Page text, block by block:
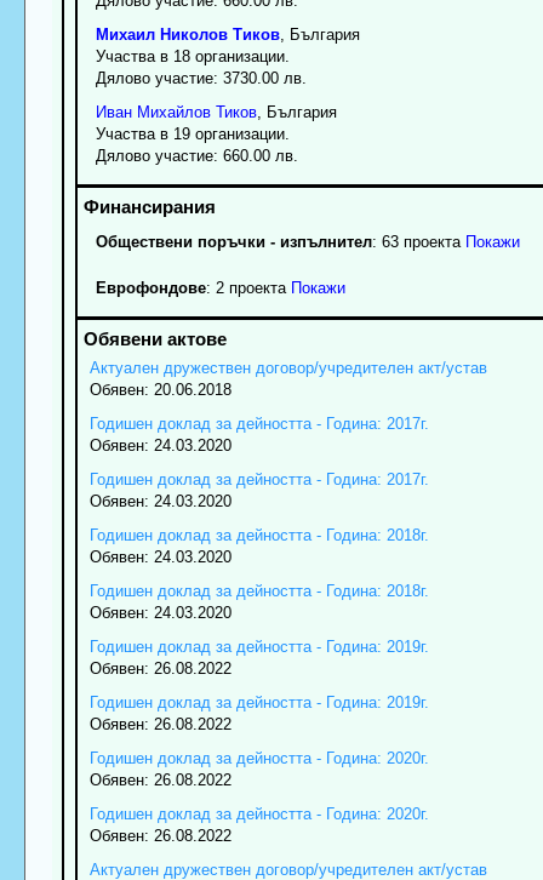
Михаил Николов Тиков, България
Участва в 18 организации.
Дялово участие: 3730.00 лв.
Иван Михайлов Тиков, България
Участва в 19 организации.
Дялово участие: 660.00 лв.
Обществени поръчки - изпълнител: 63 проекта Покажи
Еврофондове: 2 проекта Покажи
Актуален дружествен договор/учредителен акт/устав
Обявен: 20.06.2018
Годишен доклад за дейността - Година: 2017г.
Обявен: 24.03.2020
Годишен доклад за дейността - Година: 2017г.
Обявен: 24.03.2020
Годишен доклад за дейността - Година: 2018г.
Обявен: 24.03.2020
Годишен доклад за дейността - Година: 2018г.
Обявен: 24.03.2020
Годишен доклад за дейността - Година: 2019г.
Обявен: 26.08.2022
Годишен доклад за дейността - Година: 2019г.
Обявен: 26.08.2022
Годишен доклад за дейността - Година: 2020г.
Обявен: 26.08.2022
Годишен доклад за дейността - Година: 2020г.
Обявен: 26.08.2022
Актуален дружествен договор/учредителен акт/устав